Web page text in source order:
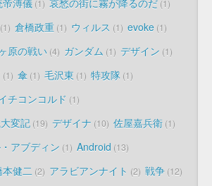
帝溥儀 1 哀愁の街に霧が降るのだ 1
1 倉橋政重 1 ウィルス 1 evoke 1
原の戦い 4 ガンダム 1 デザイン 1
1 傘 1 毛沢東 1 特攻隊 1
チコンコルド 1
変記 19 デザイナ 10 佐屋嘉兵衛 1
アブディン 1 Android 13
本健二 2 アラビアンナイト 2 戦争 12